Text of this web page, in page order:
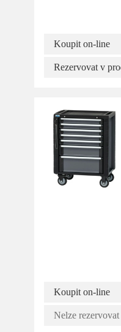
Koupit on-line
Rezervovat v
Koupit on-line
Nelze rezervovat